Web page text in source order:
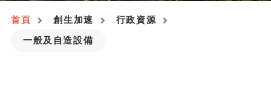
首頁 創生加速
行政資源
一般及自造設備